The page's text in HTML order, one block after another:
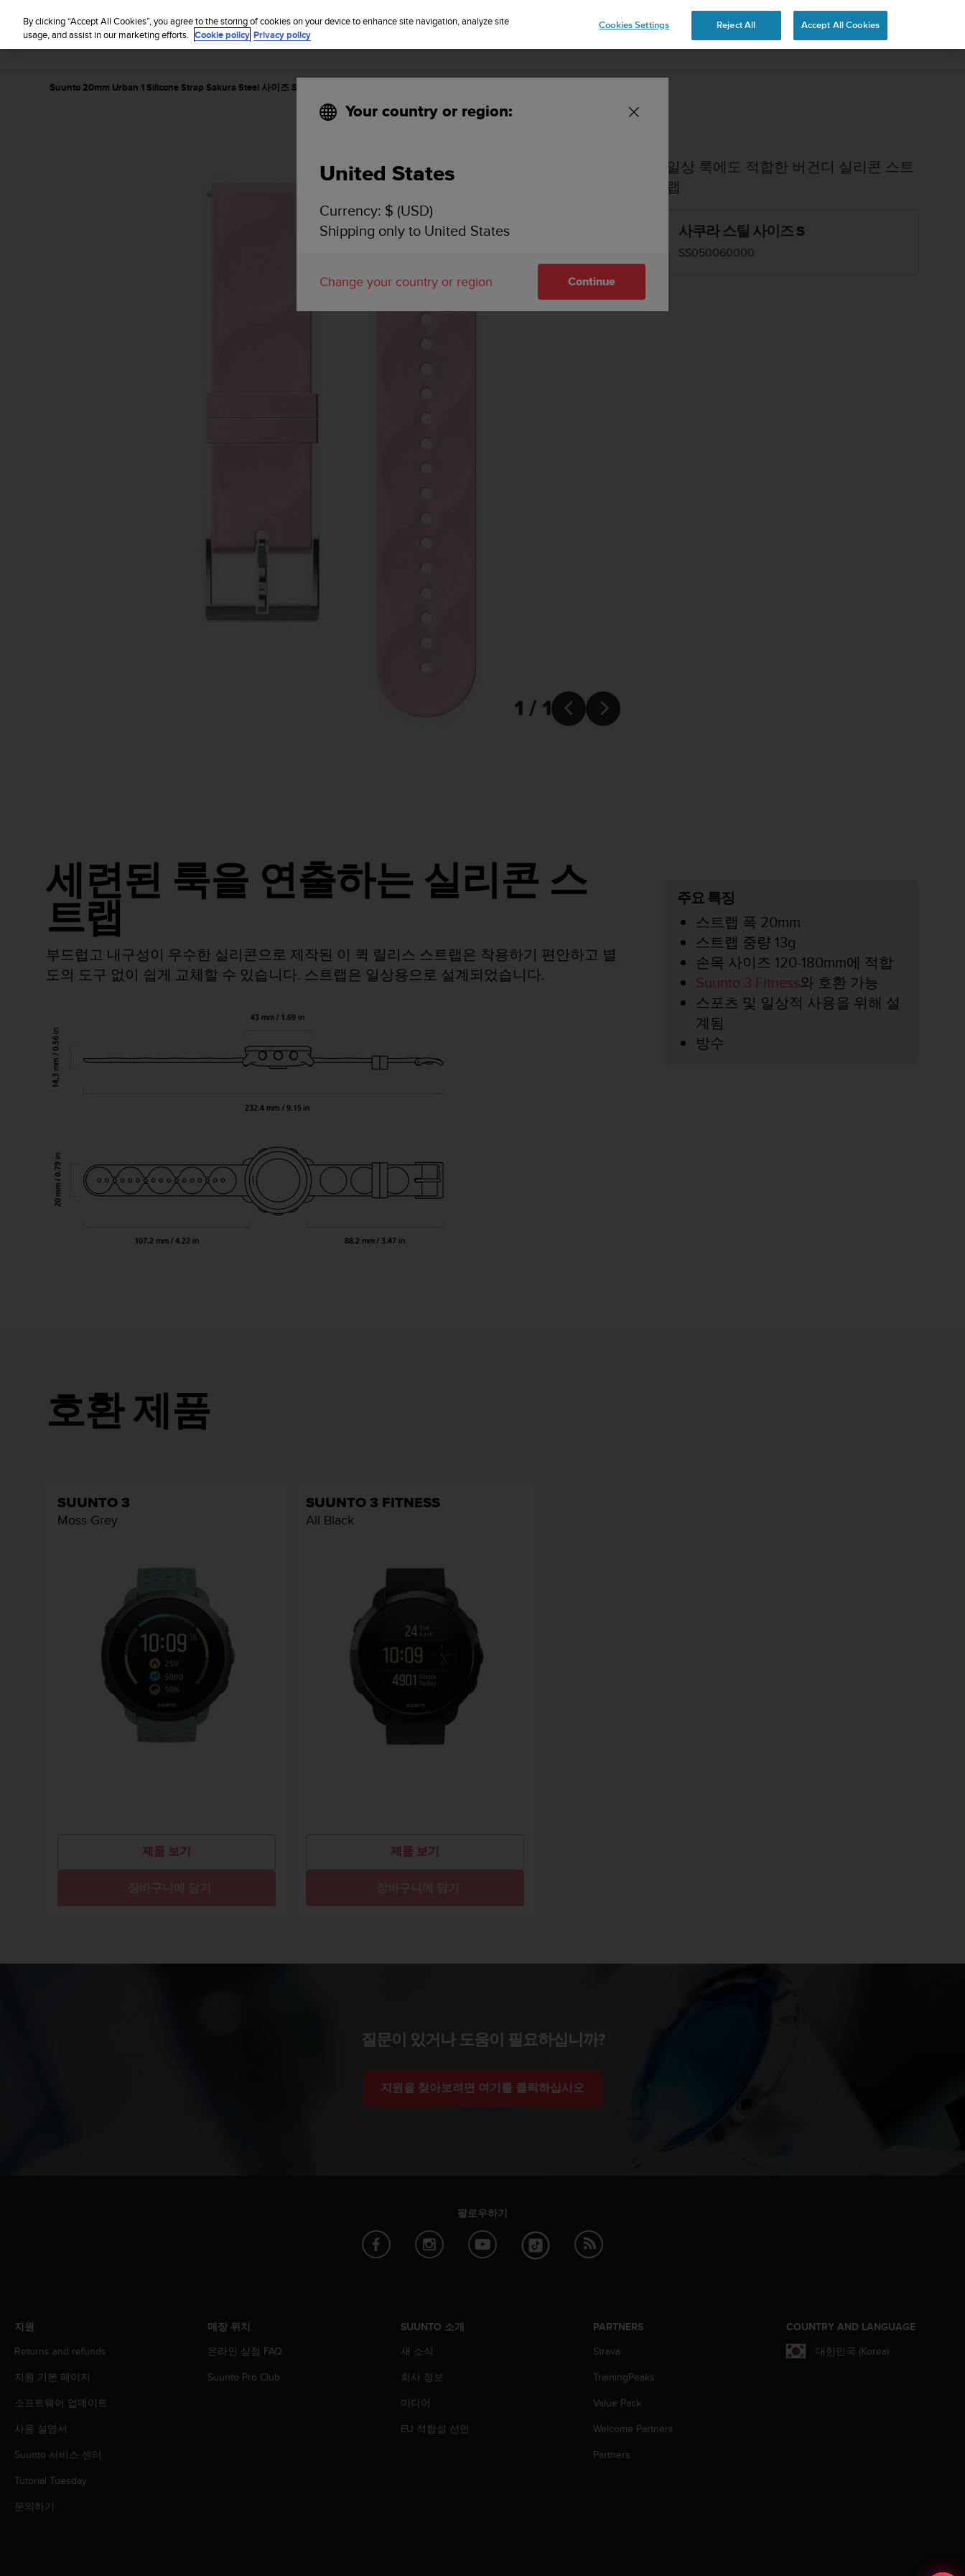
Suunto 20mm Urban 1 Silicone Strap Sakura Steel 사이즈 S
1 / 1  
일상 룩에도 적합한 버건디 실리콘 스트
랩
사쿠라 스틸 사이즈 S
SS050060000
세련된 룩을 연출하는 실리콘 스
트랩
부드럽고 내구성이 우수한 실리콘으로 제작된 이 퀵 릴리스 스트랩은 착용하기 편안하고 별
도의 도구 없이 쉽게 교체할 수 있습니다. 스트랩은 일상용으로 설계되었습니다.
주요 특징
스트랩 폭 20mm
스트랩 중량 13g
손목 사이즈 120-180mm에 적합
Suunto 3 Fitness와 호환 가능
스포츠 및 일상적 사용을 위해 설
계됨
방수
호환 제품
SUUNTO 3
Moss Grey
제품 보기
장바구니에 담기
SUUNTO 3 FITNESS
All Black
제품 보기
장바구니에 담기
질문이 있거나 도움이 필요하십니까?
지원을 찾아보려면 여기를 클릭하십시오
팔로우하기
지원
Returns and refunds
지원 기본 페이지
소프트웨어 업데이트
사용 설명서
Suunto 서비스 센터
Tutorial Tuesday
문의하기
매장 위치
온라인 상점 FAQ
Suunto Pro Club
SUUNTO 소개
새 소식
회사 정보
미디어
EU 적합성 선언
PARTNERS
Strava
TrainingPeaks
Value Pack
Welcome Partners
Partners
COUNTRY AND LANGUAGE
대한민국 (Korea)
Your country or region:
United States
Currency: $ (USD)
Shipping only to United States
Change your country or region Continue
By clicking “Accept All Cookies”, you agree to the storing of cookies on your device to enhance site navigation, analyze site
usage, and assist in our marketing efforts. Cookie policy Privacy policy
Cookies Settings Reject All Accept All Cookies